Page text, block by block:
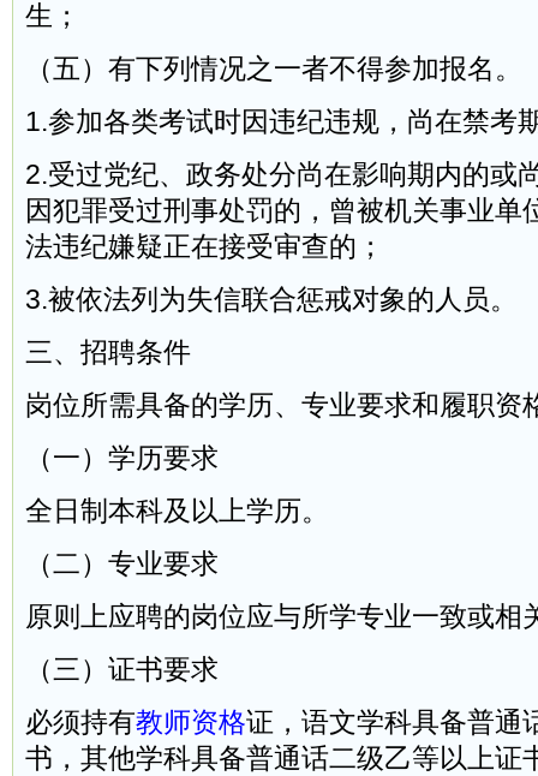
生；
（五）有下列情况之一者不得参加报名。
1.参加各类考试时因违纪违规，尚在禁考
2.受过党纪、政务处分尚在影响期内的或
因犯罪受过刑事处罚的，曾被机关事业单
法违纪嫌疑正在接受审查的；
3.被依法列为失信联合惩戒对象的人员。
三、招聘条件
岗位所需具备的学历、专业要求和履职资
（一）学历要求
全日制本科及以上学历。
（二）专业要求
原则上应聘的岗位应与所学专业一致或相
（三）证书要求
必须持有教师资格证，语文学科具备普通
书，其他学科具备普通话二级乙等以上证